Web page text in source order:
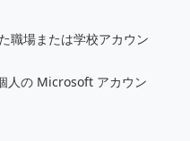
職場または学校アカウン
人の Microsoft アカウン